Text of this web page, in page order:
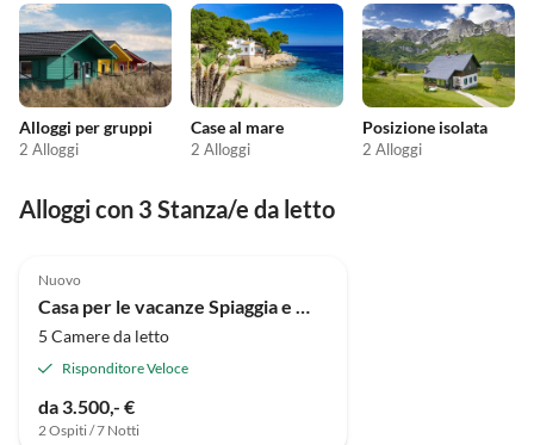
Alloggi per gruppi
2 Alloggi
Case al mare
2 Alloggi
Posizione isolata
2 Alloggi
Alloggi con 3 Stanza/e da letto
Nuovo
Casa per le vacanze Spiaggia e Mare del Nord 1
5 Camere da letto
Risponditore Veloce
da 3.500,- €
2 Ospiti / 7 Notti